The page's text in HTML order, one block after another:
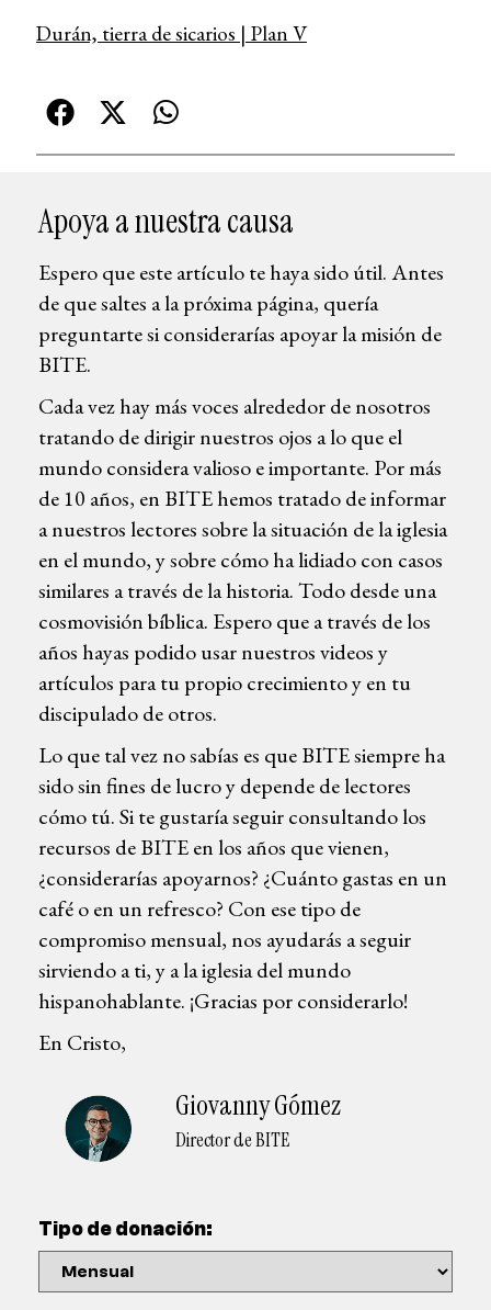
Durán, tierra de sicarios | Plan V
Apoya a nuestra causa
Espero que este artículo te haya sido útil. Antes
de que saltes a la próxima página, quería
preguntarte si considerarías apoyar la misión de
BITE.
Cada vez hay más voces alrededor de nosotros
tratando de dirigir nuestros ojos a lo que el
mundo considera valioso e importante. Por más
de 10 años, en BITE hemos tratado de informar
a nuestros lectores sobre la situación de la iglesia
en el mundo, y sobre cómo ha lidiado con casos
similares a través de la historia. Todo desde una
cosmovisión bíblica. Espero que a través de los
años hayas podido usar nuestros videos y
artículos para tu propio crecimiento y en tu
discipulado de otros.
Lo que tal vez no sabías es que BITE siempre ha
sido sin fines de lucro y depende de lectores
cómo tú. Si te gustaría seguir consultando los
recursos de BITE en los años que vienen,
¿considerarías apoyarnos? ¿Cuánto gastas en un
café o en un refresco? Con ese tipo de
compromiso mensual, nos ayudarás a seguir
sirviendo a ti, y a la iglesia del mundo
hispanohablante. ¡Gracias por considerarlo!
En Cristo,
Giovanny Gómez
Director de BITE
Tipo de donación: